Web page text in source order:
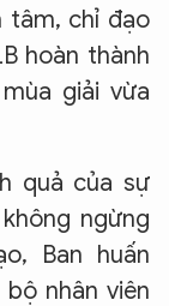
tâm, chỉ đạo
hoàn thành
giải vừa
quả của sự
ngừng
Ban huấn
nhân viên